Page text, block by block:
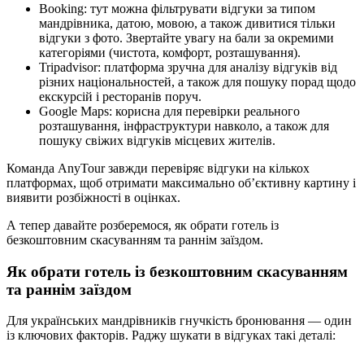
Booking: тут можна фільтрувати відгуки за типом
мандрівника, датою, мовою, а також дивитися тільки
відгуки з фото. Звертайте увагу на бали за окремими
категоріями (чистота, комфорт, розташування).
Tripadvisor: платформа зручна для аналізу відгуків від
різних національностей, а також для пошуку порад щодо
екскурсій і ресторанів поруч.
Google Maps: корисна для перевірки реального
розташування, інфраструктури навколо, а також для
пошуку свіжих відгуків місцевих жителів.
Команда AnyTour завжди перевіряє відгуки на кількох
платформах, щоб отримати максимально об’єктивну картину і
виявити розбіжності в оцінках.
А тепер давайте розберемося, як обрати готель із
безкоштовним скасуванням та раннім заїздом.
Як обрати готель із безкоштовним скасуванням
та раннім заїздом
Для українських мандрівників гнучкість бронювання — один
із ключових факторів. Раджу шукати в відгуках такі деталі: